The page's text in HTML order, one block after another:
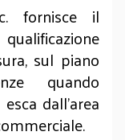
fornisce il
sul piano
quando
dall’area